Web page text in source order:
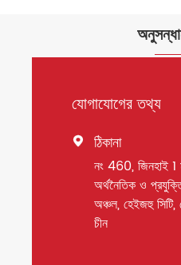
যোগাযোগের তথ্য
 ঠিকানা
নং 460, জিনহাই
অর্থনৈতিক ও
অঞ্চল, হেইজহু সিটি,
চীন